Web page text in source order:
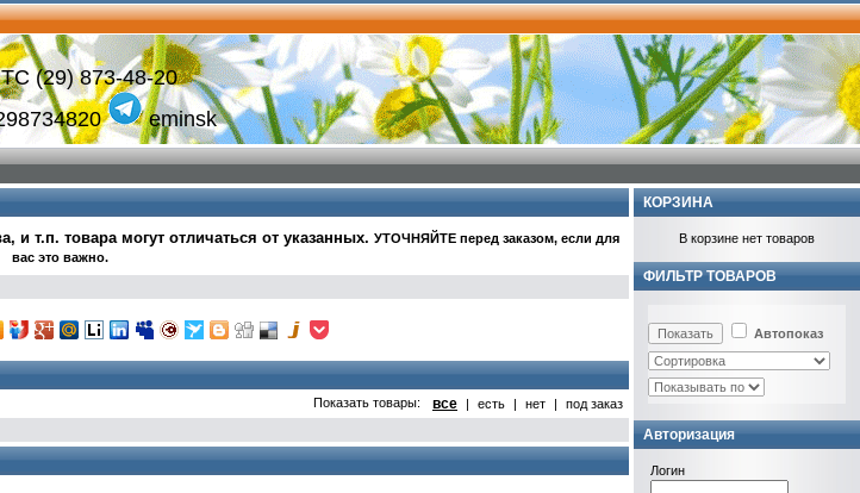
(29) 873-48-20
eminsk
и т.п. товара могут отличаться от указанных. УТОЧНЯЙТЕ перед заказом, если для
вас это важно.
Показать товары: все | есть | нет |
под заказ
КОРЗИНА
В корзине нет товаров
ФИЛЬТР ТОВАРОВ
Автопоказ
Авторизация
Логин